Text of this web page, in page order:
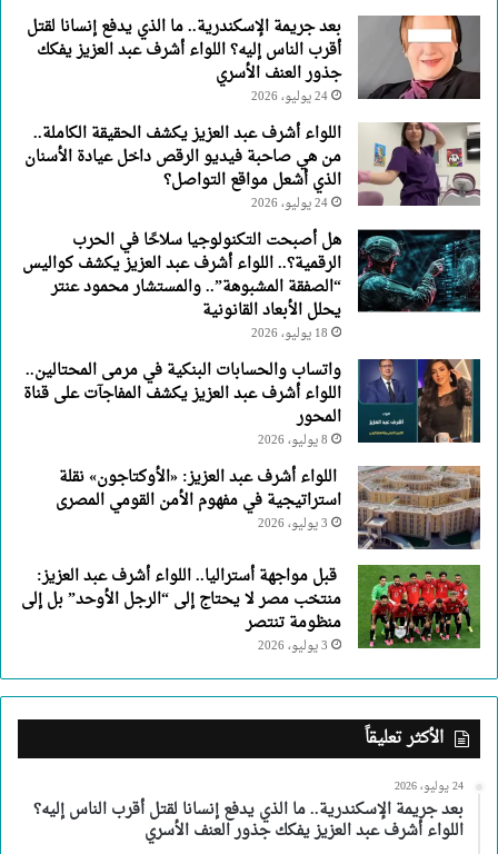
جذور
العنف
الأسري
بعد جريمة الإسكندرية.. ما الذي يدفع إنسانا لقتل
أقرب الناس إليه؟ اللواء أشرف عبد العزيز يفكك
جذور العنف الأسري
24 يوليو، 2026
اللواء أشرف عبد العزيز يكشف الحقيقة الكاملة..
من هي صاحبة فيديو الرقص داخل عيادة الأسنان
الذي أشعل مواقع التواصل؟
24 يوليو، 2026
هل أصبحت التكنولوجيا سلاحًا في الحرب
الرقمية؟.. اللواء أشرف عبد العزيز يكشف كواليس
“الصفقة المشبوهة”.. والمستشار محمود عنتر
يحلل الأبعاد القانونية
18 يوليو، 2026
واتساب والحسابات البنكية في مرمى المحتالين..
اللواء أشرف عبد العزيز يكشف المفاجآت على قناة
المحور
8 يوليو، 2026
اللواء أشرف عبد العزيز: «الأوكتاجون» نقلة
استراتيجية في مفهوم الأمن القومي المصرى
3 يوليو، 2026
قبل مواجهة أستراليا.. اللواء أشرف عبد العزيز:
منتخب مصر لا يحتاج إلى “الرجل الأوحد” بل إلى
منظومة تنتصر
3 يوليو، 2026
الأكثر تعليقاً
24 يوليو، 2026
بعد جريمة الإسكندرية.. ما الذي يدفع إنسانا لقتل أقرب الناس إليه؟
اللواء أشرف عبد العزيز يفكك جذور العنف الأسري